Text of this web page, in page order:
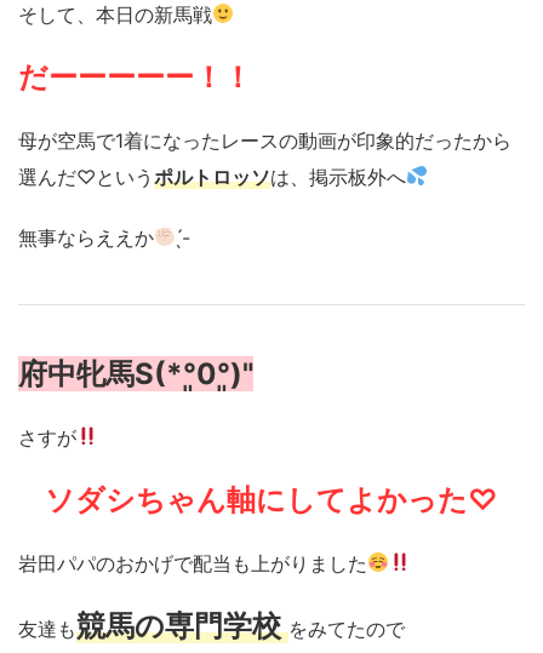
そして、本日の新馬戦
だーーーーー！！
母が空馬で1着になったレースの動画が印象的だったから
選んだ♡という ポルトロッソは、掲示板外へ
無事ならええか ̖́-
府中牝馬S(*°͈0°͈)"
さすが
ソダシちゃん軸にしてよかった♡
岩田パパのおかげで配当も上がりました
友達も競馬の専門学校をみてたので